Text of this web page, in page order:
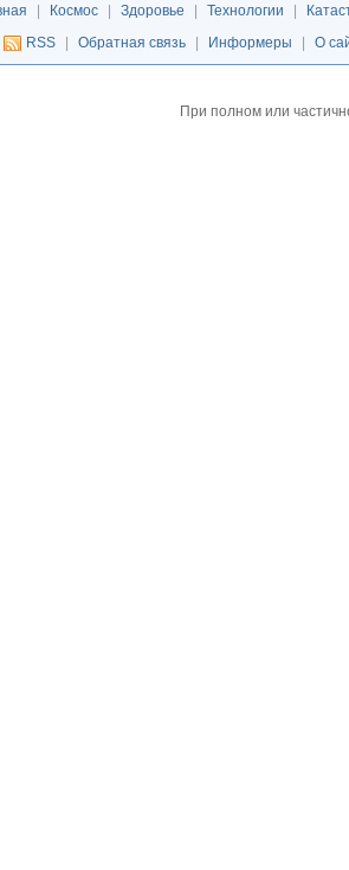
| Космос | Здоровье | Технологии |
RSS
| Обратная связь | Информеры | О
При полном или